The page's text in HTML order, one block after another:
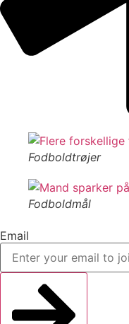
Fodboldtrøjer
Fodboldmål
Email